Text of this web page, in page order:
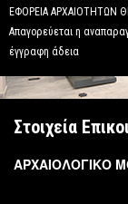
ΕΦΟΡΕΙΑ ΑΡΧΑΙΟΤΗΤΩΝ
Απαγορεύεται η
έγγραφη άδεια
Στοιχεία
ΑΡΧΑΙΟΛΟΓΙΚΟ